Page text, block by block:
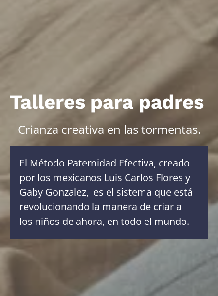
Talleres para padres
Crianza creativa en las tormentas.
El Método Paternidad Efectiva, creado
por los mexicanos Luis Carlos Flores y
Gaby Gonzalez, es el sistema que está
revolucionando la manera de criar a
los niños de ahora, en todo el mundo.